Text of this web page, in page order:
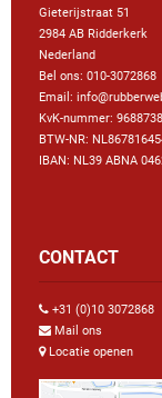
Gieterijstraat 51
2984 AB Ridderkerk
Nederland
Bel ons: 010-3072868
Email:
KvK-nummer:
BTW-NR:
IBAN: NL39 ABNA
CONTACT
+31 (0)10 3072868
Mail ons
Locatie openen